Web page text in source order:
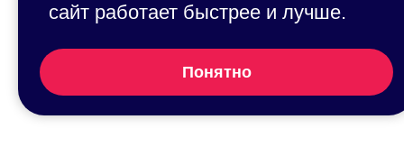
сайт работает быстрее и лучше.
Понятно